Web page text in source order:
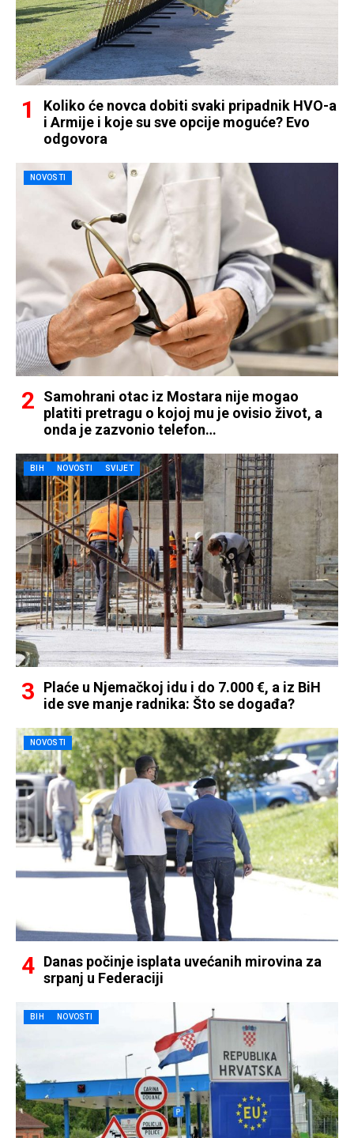
Koliko će novca dobiti svaki pripadnik HVO-a
i Armije i koje su sve opcije moguće? Evo
odgovora
NOVOSTI
Samohrani otac iz Mostara nije mogao
platiti pretragu o kojoj mu je ovisio život, a
onda je zazvonio telefon…
BIH NOVOSTI SVIJET
Plaće u Njemačkoj idu i do 7.000 €, a iz BiH
ide sve manje radnika: Što se događa?
NOVOSTI
Danas počinje isplata uvećanih mirovina za
srpanj u Federaciji
BIH NOVOSTI